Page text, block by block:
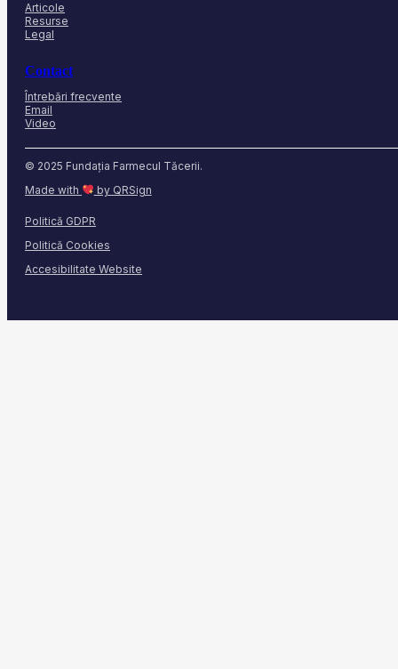
Articole
Resurse
Legal
Contact
Întrebări frecvente
Email
Video
© 2025 Fundația Farmecul Tăcerii.
Made with
by QRSign
Politică GDPR
Politică Cookies
Accesibilitate Website